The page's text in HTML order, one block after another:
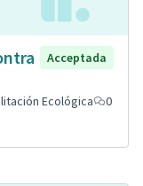
Acceptada
Ecológica
0